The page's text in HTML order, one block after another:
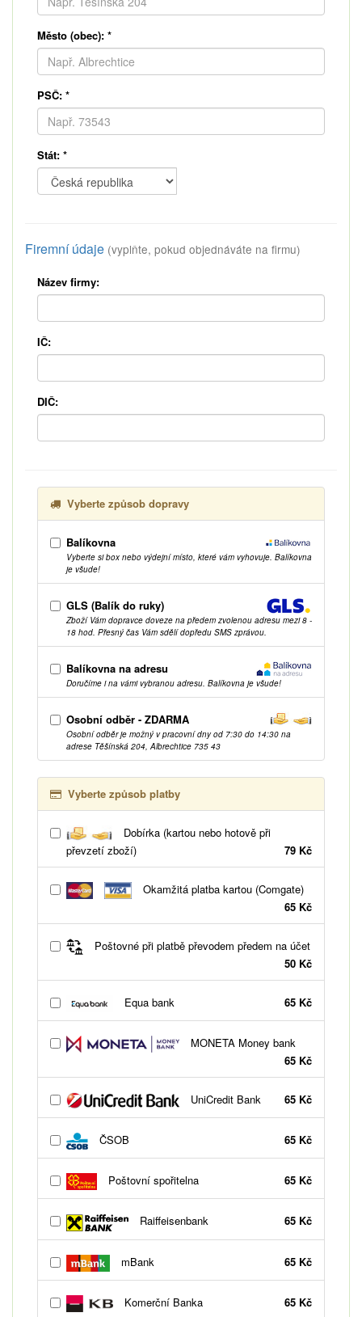
Město (obec): *
PSČ: *
Stát: *
Firemní údaje (vyplňte, pokud objednáváte na firmu)
Název firmy:
IČ:
DIČ:
Vyberte způsob dopravy
Balíkovna
Vyberte si box nebo výdejní místo, které vám vyhovuje. Balíkovna
je všude!
GLS (Balík do ruky)
Zboží Vám dopravce doveze na předem zvolenou adresu mezi 8 -
18 hod. Přesný čas Vám sdělí dopředu SMS zprávou.
Balíkovna na adresu
Doručíme i na vámi vybranou adresu. Balíkovna je všude!
Osobní odběr - ZDARMA
Osobní odběr je možný v pracovní dny od 7:30 do 14:30 na
adrese Těšínská 204, Albrechtice 735 43
Vyberte způsob platby
Dobírka (kartou nebo hotově při
převzetí zboží)
79 Kč
Okamžitá platba kartou (Comgate)
65 Kč
Poštovné při platbě převodem předem na účet
50 Kč
Equa bank 65 Kč
MONETA Money bank
65 Kč
UniCredit Bank 65 Kč
ČSOB 65 Kč
Poštovní spořitelna 65 Kč
Raiffeisenbank 65 Kč
mBank 65 Kč
Komerční Banka 65 Kč